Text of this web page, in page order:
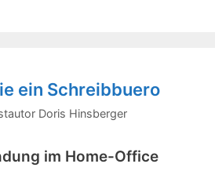
ein Schreibbuero
Doris Hinsberger
im Home-Office